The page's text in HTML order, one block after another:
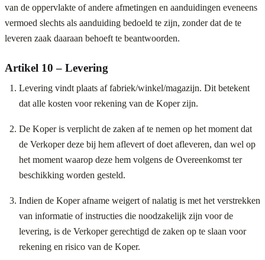
van de oppervlakte of andere afmetingen en aanduidingen eveneens
vermoed slechts als aanduiding bedoeld te zijn, zonder dat de te
leveren zaak daaraan behoeft te beantwoorden.
Artikel 10 – Levering
Levering vindt plaats af fabriek/winkel/magazijn. Dit betekent
dat alle kosten voor rekening van de Koper zijn.
De Koper is verplicht de zaken af te nemen op het moment dat
de Verkoper deze bij hem aflevert of doet afleveren, dan wel op
het moment waarop deze hem volgens de Overeenkomst ter
beschikking worden gesteld.
Indien de Koper afname weigert of nalatig is met het verstrekken
van informatie of instructies die noodzakelijk zijn voor de
levering, is de Verkoper gerechtigd de zaken op te slaan voor
rekening en risico van de Koper.